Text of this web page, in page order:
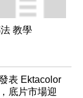
教學
表 Ektacolor
底片市場迎